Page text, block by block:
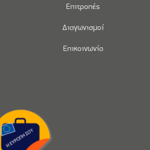
Επιτροπές
Διαγωνισμοί
Επικοινωνία